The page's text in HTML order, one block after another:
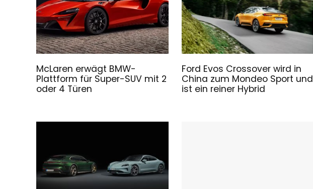
McLaren erwägt BMW-
Plattform für Super-SUV mit 2
oder 4 Türen
Ford Evos Crossover wird in
China zum Mondeo Sport und
ist ein reiner Hybrid